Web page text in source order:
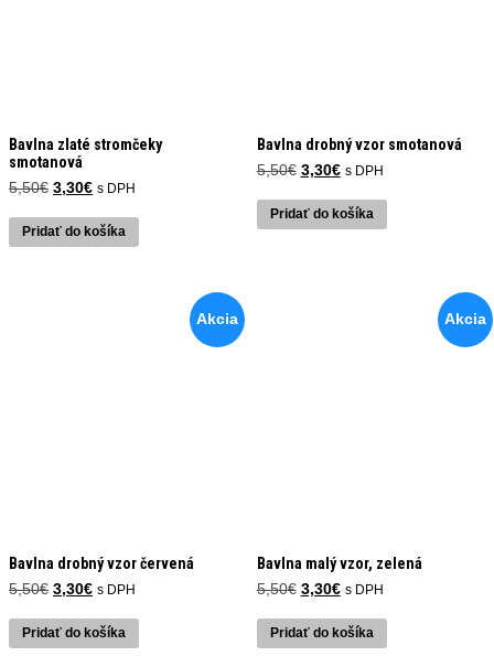
Bavlna zlaté stromčeky
smotanová
5,50€ Pôvodná
bola:
5,50€.
3,30€Aktuálna
je:
3,30€.
s DPH
Pridať do košíka
Bavlna drobný vzor smotanová
5,50€ Pôvodná
bola:
5,50€.
3,30€Aktuálna
je:
3,30€.
s DPH
Pridať do košíka
Akcia
Bavlna drobný vzor červená
5,50€ Pôvodná
bola:
5,50€.
3,30€Aktuálna
je:
3,30€.
s DPH
Pridať do košíka
Akcia
Bavlna malý vzor, zelená
5,50€ Pôvodná
bola:
5,50€.
3,30€Aktuálna
je:
3,30€.
s DPH
Pridať do košíka